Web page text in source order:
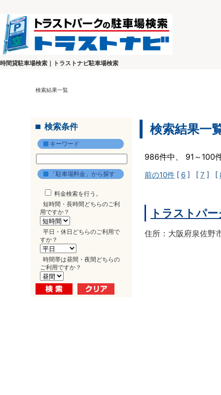
時間貸駐車場検索｜トラストナビ駐車場検索
検索結果一覧
検索条件
キーワード
「駐車場料金」から探す
料金検索を行う。
短時間・長時間どちらのご利
用ですか？
平日・休日どちらのご利用で
すか？
時間帯は昼間・夜間どちらの
ご利用ですか？
検索結果一
986件中、 91～100
前の10件 [ 6 ] [ 7 ] [
トラストパ
住所：大阪府泉佐野